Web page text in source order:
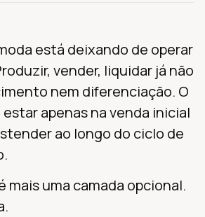
está deixando de operar
vender, liquidar já não
nem diferenciação. O
apenas na venda inicial
ao longo do ciclo de
mais uma camada opcional.